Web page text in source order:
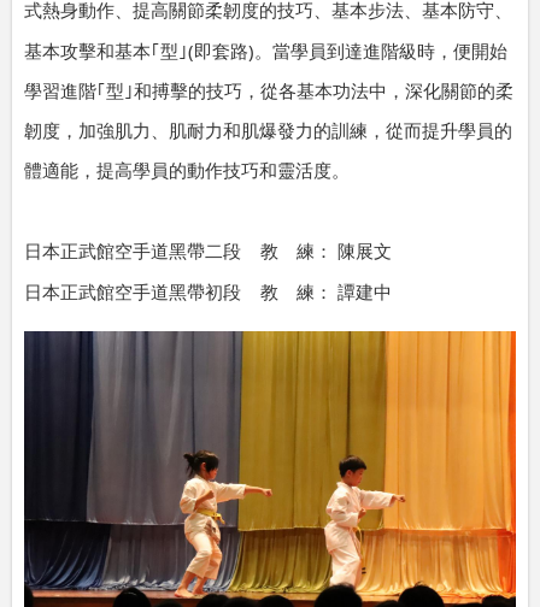
式熱身動作、提高關節柔韌度的技巧、基本步法、基本防守、
基本攻擊和基本｢型｣(即套路)。當學員到達進階級時，便開始
學習進階｢型｣和搏擊的技巧，從各基本功法中，深化關節的柔
韌度，加強肌力、肌耐力和肌爆發力的訓練，從而提升學員的
體適能，提高學員的動作技巧和靈活度。
日本正武館空手道黑帶二段 教 練： 陳展文
日本正武館空手道黑帶初段 教 練： 譚建中